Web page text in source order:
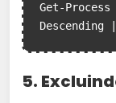
Get-
5.